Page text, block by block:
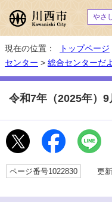
やさ
現在の位置： トップページ
センター > 総合センターだ
令和7年（2025年）9
ページ番号1022830 更新